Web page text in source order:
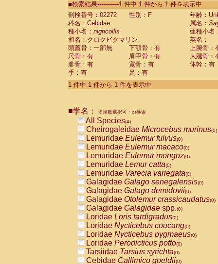
CebidaeSaguinus labiatus(0)
Cebidae Saguinus leucopus (0)
Cebidae
CebidaeSaguinus mystax
CebidaeSaguinus nigricollis (1)
Cebidae Saguinus oedipus
Cebidae Saguinus weddelli
Cebidae Saguinusspp.
Cebidae Aotus trivirgatus
Cebidae Cebus albifrons
CebidaeCebus nigrivittatus
CebidaeCebus
CebidaeSaimiri boliviensis(0)
CebidaeSaimiri sciureus(0)
AtelidaeAlouatta caraya(0)
AtelidaeAlouatta fusca(0)
AtelidaeAlouatta seniculus
AtelidaeAlouattaspp.(0)
AtelidaeAteles belzebuth(0)
AtelidaeAteles geoffroyi(0)
AtelidaeAteles paniscus(0)
AtelidaeAtelesspp.(0)
Atelidae Lagothrix lagothricha
AtelidaeLagothrix lagothricha cana
PitheciidaeCacajao calvus
PitheciidaeCallicebus cupreus
PitheciidaeCallicebus donacophilus
PitheciidaeCallicebus moloch
■検索結果-----------1 件中 1 件から 1 件を表示中
剖検番号：02272
性別：F
年齢：
科名：Cebidae
属名：
種小名： nigricollis
亜種小名
和名：クロクビタマリン
英名：
頭蓋骨：一部無
下顎骨：有
上腕骨：
尺骨：有
肩甲骨：有
大腿骨：
腓骨：有
寛骨：有
体幹：有
手：有
足：有
1 件中 1 件から 1 件を表示中
■学名： ※複数選択可・or検索
All Species(4)
Cheirogaleidae Microcebus murinus(0)
Lemuridae Eulemur fulvus(0)
Lemuridae Eulemur macaco(0)
Lemuridae Eulemur mongoz(0)
Lemuridae Lemur catta(0)
Lemuridae Varecia variegata(0)
Galagidae Galago senegalensis(0)
Galagidae Galago demidovii(0)
Galagidae Otolemur crassicaudatus(0)
Galagidae Galagidae spp.(0)
Loridae Loris tardigradus(0)
Loridae Nycticebus coucang(0)
Loridae Nycticebus pygmaeus(0)
Loridae Perodicticus potto(0)
Tarsiidae Tarsius syrichta(0)
Cebidae Callimico goeldii(0)